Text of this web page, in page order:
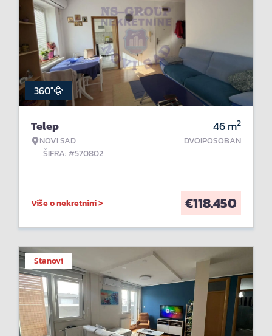
360°
Telep
NOVI SAD
ŠIFRA: #570802
46m2
DVOIPOSOBAN
Više o nekretnini > €118.450
Stanovi